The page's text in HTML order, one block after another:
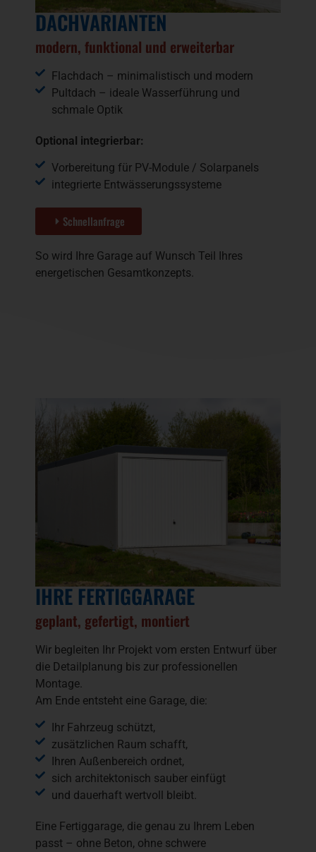
DACHVARIANTEN
modern, funktional und erweiterbar
Flachdach – minimalistisch und modern
Pultdach – ideale Wasserführung und
schmale Optik
Optional integrierbar:
Vorbereitung für PV-Module / Solarpanels
integrierte Entwässerungssysteme
Schnellanfrage
So wird Ihre Garage auf Wunsch Teil Ihres
energetischen Gesamtkonzepts.
IHRE FERTIGGARAGE
geplant, gefertigt, montiert
Wir begleiten Ihr Projekt vom ersten Entwurf über
die Detailplanung bis zur professionellen
Montage.
Am Ende entsteht eine Garage, die:
Ihr Fahrzeug schützt,
zusätzlichen Raum schafft,
Ihren Außenbereich ordnet,
sich architektonisch sauber einfügt
und dauerhaft wertvoll bleibt.
Eine Fertiggarage, die genau zu Ihrem Leben
passt – ohne Beton, ohne schwere